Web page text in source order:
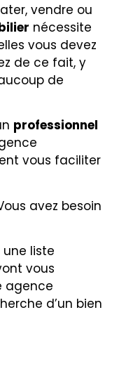
vendre ou
nécessite
vous devez
de ce fait, y
de
professionnel
vous faciliter
avez besoin
liste
vous
agence
d’un bien